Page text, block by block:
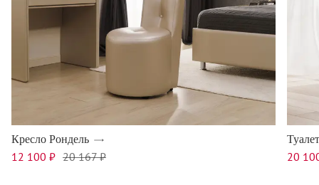
Кресло Рондель
12 100 ₽ 20 167 ₽ 20